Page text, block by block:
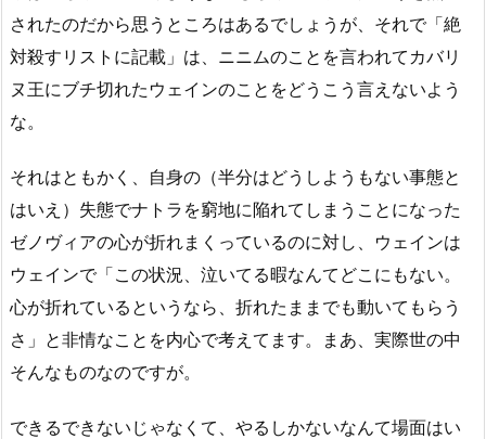
されたのだから思うところはあるでしょうが、それで「絶
対殺すリストに記載」は、ニニムのことを言われてカバリ
ヌ王にブチ切れたウェインのことをどうこう言えないよう
な。
それはともかく、自身の（半分はどうしようもない事態と
はいえ）失態でナトラを窮地に陥れてしまうことになった
ゼノヴィアの心が折れまくっているのに対し、ウェインは
ウェインで「この状況、泣いてる暇なんてどこにもない。
心が折れているというなら、折れたままでも動いてもらう
さ」と非情なことを内心で考えてます。まあ、実際世の中
そんなものなのですが。
できるできないじゃなくて、やるしかないなんて場面はい